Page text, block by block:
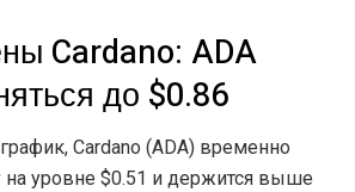
Cardano: ADA
до $0.86
Cardano (ADA) временно
уровне $0.51 и держится выше